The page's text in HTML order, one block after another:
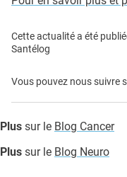
Cette actualité a été
Santélog
Vous pouvez nous suivre
Plus sur le Blog Cancer
Plus sur le Blog Neuro